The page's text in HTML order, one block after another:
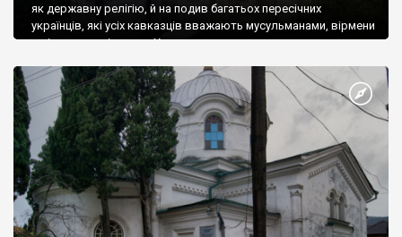
як державну релігію, й на подив багатьох пересічних
українців, які усіх кавказців вважають мусульманами, вірмени
є відданими вірянами Христа